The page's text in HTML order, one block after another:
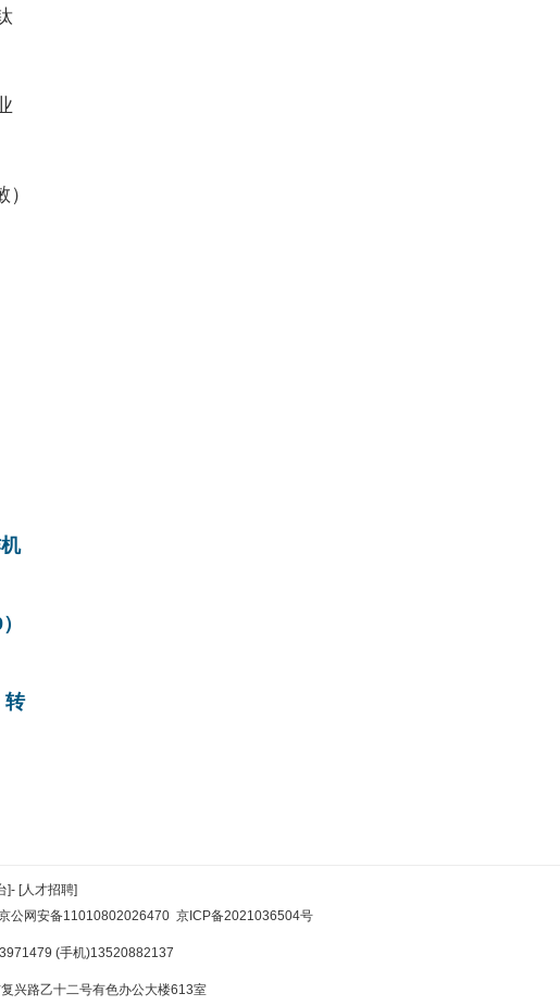
转
]- [人才招聘]
公网安备11010802026470 京ICP备2021036504号
(手机)13520882137
兴路乙十二号有色办公大楼613室